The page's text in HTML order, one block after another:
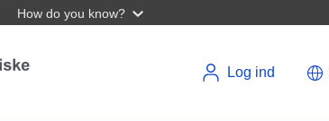
How do you know?
Log ind